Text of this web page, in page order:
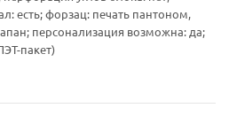
есть; форзац: печать пантоном,
персонализация возможна: да;
пакет)